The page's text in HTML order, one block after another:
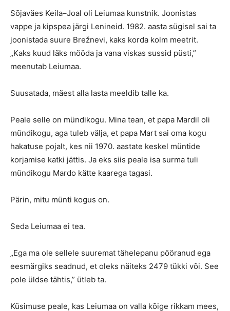
Sõjaväes Keila–Joal oli Leiumaa kunstnik. Joonistas
vappe ja kipspea järgi Lenineid. 1982. aasta sügisel sai ta
joonistada suure Brežnevi, kaks korda kolm meetrit.
„Kaks kuud läks mööda ja vana viskas sussid püsti,”
meenutab Leiumaa.
Suusatada, mäest alla lasta meeldib talle ka.
Peale selle on mündikogu. Mina tean, et papa Mardil oli
mündikogu, aga tuleb välja, et papa Mart sai oma kogu
hakatuse pojalt, kes nii 1970. aastate keskel müntide
korjamise katki jättis. Ja eks siis peale isa surma tuli
mündikogu Mardo kätte kaarega tagasi.
Pärin, mitu münti kogus on.
Seda Leiumaa ei tea.
„Ega ma ole sellele suuremat tähelepanu pööranud ega
eesmärgiks seadnud, et oleks näiteks 2479 tükki või. See
pole üldse tähtis,” ütleb ta.
Küsimuse peale, kas Leiumaa on valla kõige rikkam mees,